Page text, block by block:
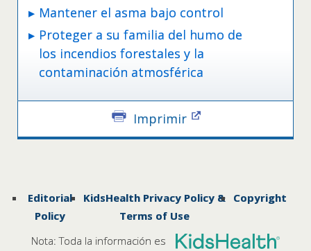
Mantener el asma bajo control
Proteger a su familia del humo de
los incendios forestales y la
contaminación atmosférica
Imprimir
Editorial
Policy
KidsHealth Privacy Policy &
Terms of Use
Copyright
Nota: Toda la información es